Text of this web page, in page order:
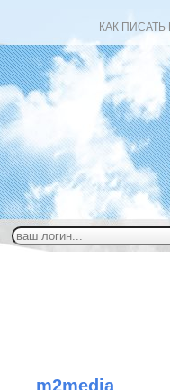
КАК
m2media